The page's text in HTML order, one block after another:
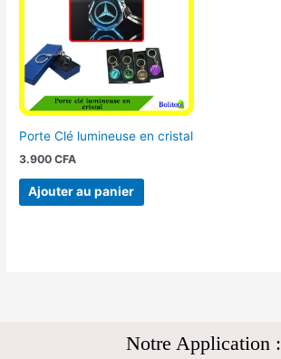
Porte Clé lumineuse en cristal
3.900CFA
Ajouter au panier
Notre Application :